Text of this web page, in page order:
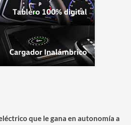
que le gana en autonomía a